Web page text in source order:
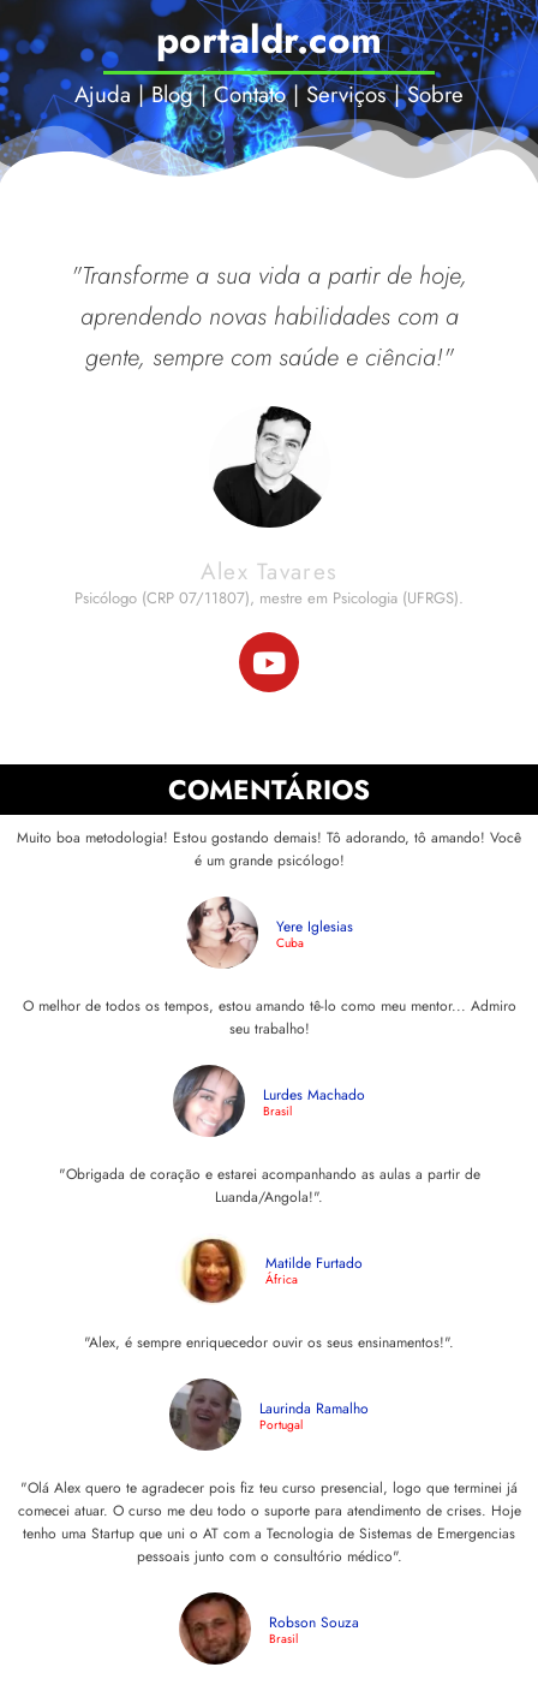
portaldr.com
Ajuda|Blog|Contato|Serviços|Sobre
"Transforme a sua vida a partir de hoje,
aprendendo novas habilidades com a
gente, sempre com saúde e ciência!"
Alex Tavares
Psicólogo (CRP 07/11807), mestre em Psicologia (UFRGS).
COMENTÁRIOS
Muito boa metodologia! Estou gostando demais! Tô adorando, tô amando! Você
é um grande psicólogo!
Yere Iglesias
Cuba
O melhor de todos os tempos, estou amando tê-lo como meu mentor... Admiro
seu trabalho!
Lurdes Machado
Brasil
"Obrigada de coração e estarei acompanhando as aulas a partir de
Luanda/Angola!".
Matilde Furtado
África
"Alex, é sempre enriquecedor ouvir os seus ensinamentos!".
Laurinda Ramalho
Portugal
"Olá Alex quero te agradecer pois fiz teu curso presencial, logo que terminei já
comecei atuar. O curso me deu todo o suporte para atendimento de crises. Hoje
tenho uma Startup que uni o AT com a Tecnologia de Sistemas de Emergencias
pessoais junto com o consultório médico".
Robson Souza
Brasil